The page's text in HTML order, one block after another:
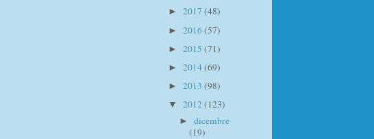
► 2017 (48)
► 2016(57)
► 2015 (71)
► 2014(69)
► 2013 (98)
▼ 2012 (123)
► dicembre
(19)